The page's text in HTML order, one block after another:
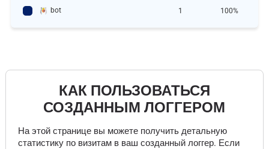
bot 1 100%
КАК ПОЛЬЗОВАТЬСЯ
СОЗДАННЫМ ЛОГГЕРОМ
На этой странице вы можете получить детальную
статистику по визитам в ваш созданный логгер. Если